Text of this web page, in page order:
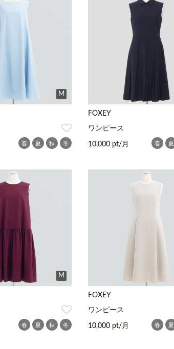
M
春 夏 秋 冬
FOXEY
ワンピース
10,000 pt/月 春 夏
M
春 夏 秋 冬
FOXEY
ワンピース
10,000 pt/月 春 夏